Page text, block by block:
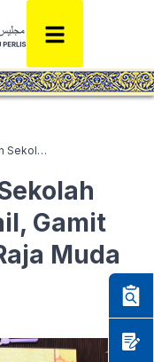
MAIPs Lancarkan Sekolah Amanah Jamalullail, Gamit Pendamba Ilmu – Raja Muda Perlis
Gamit
Muda